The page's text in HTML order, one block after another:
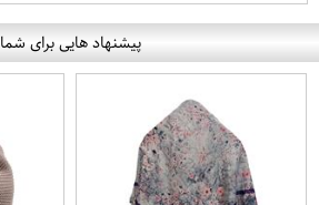
پیشنهاد هایی برای شما